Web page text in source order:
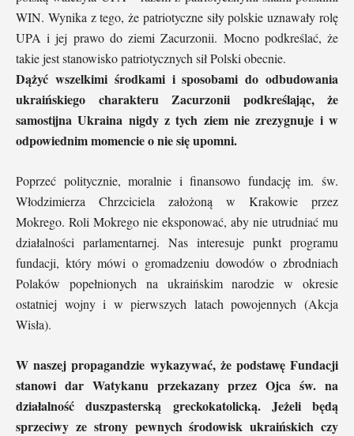
WIN. Wynika z tego, że patriotyczne siły polskie uznawały rolę
UPA i jej prawo do ziemi Zacurzonii. Mocno podkreślać, że
takie jest stanowisko patriotycznych sił Polski obecnie.
Dążyć wszelkimi środkami i sposobami do odbudowania
ukraińskiego charakteru Zacurzonii podkreślając, że
samostijna Ukraina nigdy z tych ziem nie zrezygnuje i w
odpowiednim momencie o nie się upomni.
Poprzeć politycznie, moralnie i finansowo fundację im. św.
Włodzimierza Chrzciciela założoną w Krakowie przez
Mokrego. Roli Mokrego nie eksponować, aby nie utrudniać mu
działalności parlamentarnej. Nas interesuje punkt programu
fundacji, który mówi o gromadzeniu dowodów o zbrodniach
Polaków popełnionych na ukraińskim narodzie w okresie
ostatniej wojny i w pierwszych latach powojennych (Akcja
Wisła).
W naszej propagandzie wykazywać, że podstawę Fundacji
stanowi dar Watykanu przekazany przez Ojca św. na
działalność duszpasterską greckokatolicką. Jeżeli będą
sprzeciwy ze strony pewnych środowisk ukraińskich czy